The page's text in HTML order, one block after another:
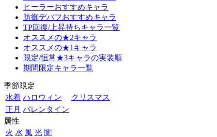
ヒーラーおすすめキャラ
防御デバフおすすめキャラ
TP回復/上昇持ちキャラ一覧
オススメの★2キャラ
オススメの★1キャラ
限定/恒常★3キャラの実装順
期間限定キャラ一覧
季節限定
水着 ハロウィン
クリスマス
正月 バレンタイン
属性
火 水 風 光 闇